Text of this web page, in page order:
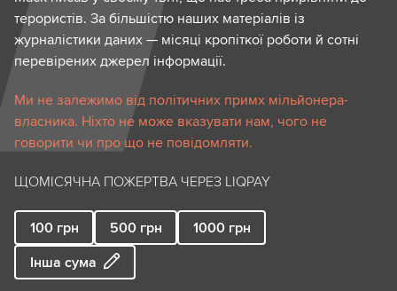
терористів. За більшістю наших матеріалів із
журналістики даних — місяці кропіткої роботи й сотні
перевірених джерел інформації.
Ми не залежимо від політичних примх мільйонера-
власника. Ніхто не може вказувати нам, чого не
говорити чи про що не повідомляти.
ЩОМІСЯЧНА ПОЖЕРТВА ЧЕРЕЗ LIQPAY
100 грн 500 грн 1000 грн
Інша сума